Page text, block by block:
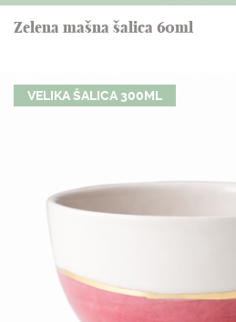
Zelena mašna šalica 60ml
VELIKA ŠALICA 300ML